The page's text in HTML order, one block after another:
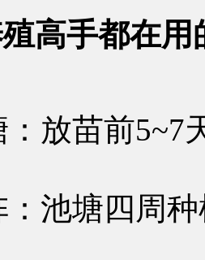
高手都在用
：放苗前
：池塘四周